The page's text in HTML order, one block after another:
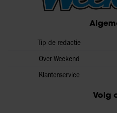
Tip de redactie
Over Weekend
Klantenservice
Volg